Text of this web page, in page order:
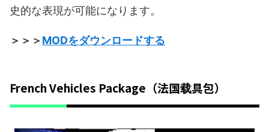
史的な表現が可能になります。
＞＞＞MODをダウンロードする
French Vehicles Package（法国载具包）